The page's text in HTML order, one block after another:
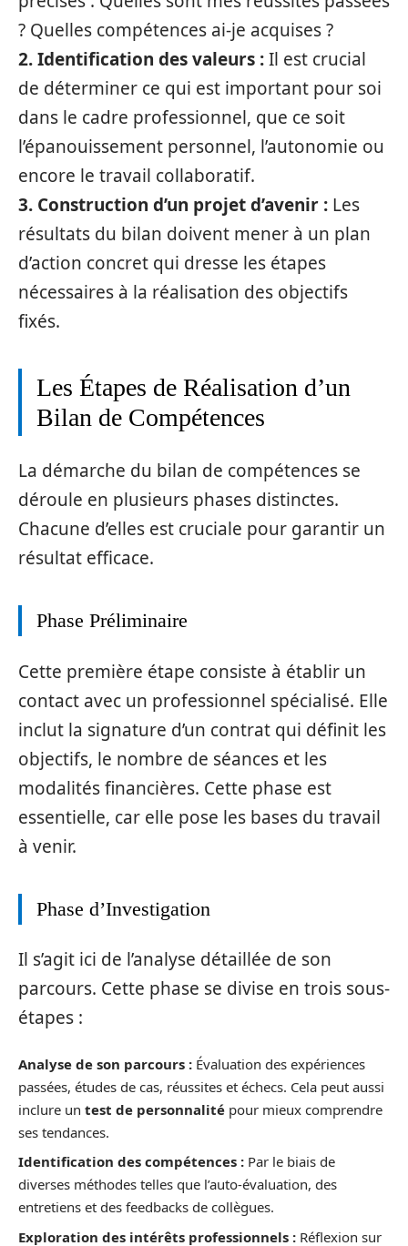
? Quelles compétences ai-je acquises ?
2. Identification des valeurs :Il est crucial
de déterminer ce qui est important pour soi
dans le cadre professionnel, que ce soit
l’épanouissement personnel, l’autonomie ou
encore le travail collaboratif.
3. Construction d’un projet d’avenir : Les
résultats du bilan doivent mener à un plan
d’action concret qui dresse les étapes
nécessaires à la réalisation des objectifs
fixés.
Les Étapes de Réalisation d’un
Bilan de Compétences
La démarche du bilan de compétences se
déroule en plusieurs phases distinctes.
Chacune d’elles est cruciale pour garantir un
résultat efficace.
Phase Préliminaire
Cette première étape consiste à établir un
contact avec un professionnel spécialisé. Elle
inclut la signature d’un contrat qui définit les
objectifs, le nombre de séances et les
modalités financières. Cette phase est
essentielle, car elle pose les bases du travail
à venir.
Phase d’Investigation
Il s’agit ici de l’analyse détaillée de son
parcours. Cette phase se divise en trois sous-
étapes :
Analyse de son parcours : Évaluation des expériences
passées, études de cas, réussites et échecs. Cela peut aussi
inclure un test de personnalité pour mieux comprendre
ses tendances.
Identification des compétences : Par le biais de
diverses méthodes telles que l’auto-évaluation, des
entretiens et des feedbacks de collègues.
Exploration des intérêts professionnels : Réflexion sur